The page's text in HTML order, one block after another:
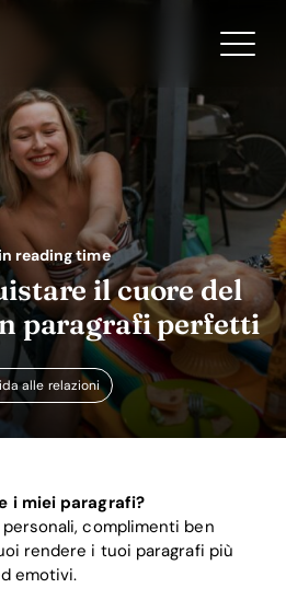
reading time
il cuore del
paragrafi perfetti
alle relazioni
i miei paragrafi?
complimenti ben
rendere i tuoi paragrafi più
emotivi.